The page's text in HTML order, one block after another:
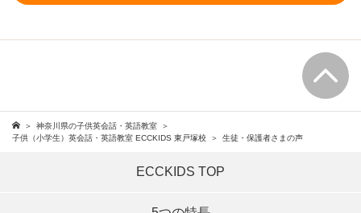
神奈川県の子供英会話・英語教室
子供（小学生）英会話・英語教室 ECCKIDS 東戸塚校
生徒・保護者さまの声
ECCKIDS TOP